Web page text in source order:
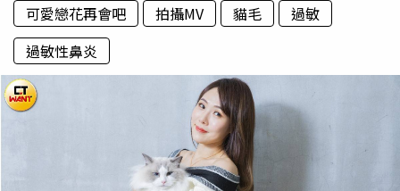
可愛戀花再會吧
拍攝MV 貓毛
過敏
過敏性鼻炎